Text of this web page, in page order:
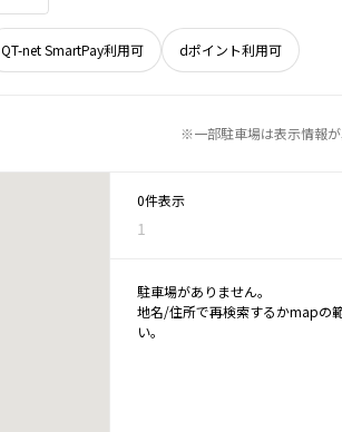
QT-net SmartPay利用可 dポイント利用可
※一部駐車場は表示情報
0件表示
1
駐車場がありません。
地名/住所で再検索するかmapの
い。